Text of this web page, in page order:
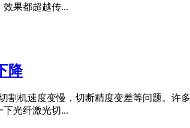
果都超越传...
降
割机速度变慢，切断精度变差等问题。
光纤激光切...